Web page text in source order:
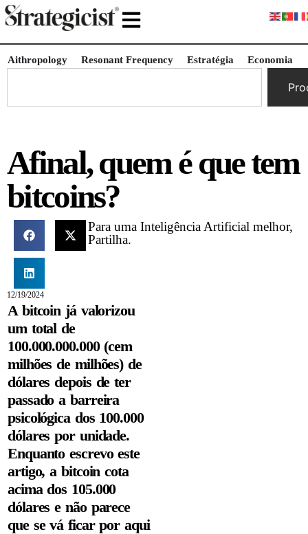
Aithropology Resonant Frequency Estratégia Economia
Afinal, quem é que tem
bitcoins?
Para uma Inteligência Artificial melhor,
Partilha.
12/19/2024
A bitcoin já valorizou
um total de
100.000.000.000 (cem
milhões de milhões) de
dólares depois de ter
passado a barreira
psicológica dos 100.000
dólares por unidade.
Enquanto escrevo este
artigo, a bitcoin cota
acima dos 105.000
dólares e não parece
que se vá ficar por aqui